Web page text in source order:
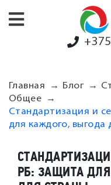
Главная Блог
Общее
Стандартизация и
для каждого, выгода
РБ: ЗАЩИТА